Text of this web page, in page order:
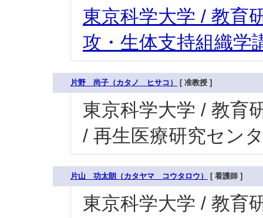
東京科学大学 / 教育
攻・生体支持組織学
片野 尚子（カタノ ヒサコ） [ 准教授 ]
東京科学大学 / 教育
/ 再生医療研究セン
片山 功太朗（カタヤマ コウタロウ） [ 看護師 ]
東京科学大学 / 教育